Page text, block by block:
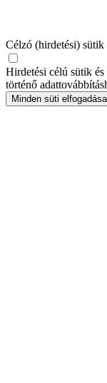
Célzó (hirdetési) sütik
Hirdetési célú sütik
történő
Minden süti elfogadása